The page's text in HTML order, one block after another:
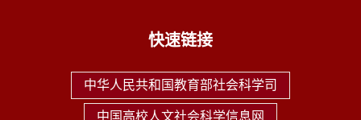
快速链接
中华人民共和国教育部社会科学司
中国高校人文社会科学信息网